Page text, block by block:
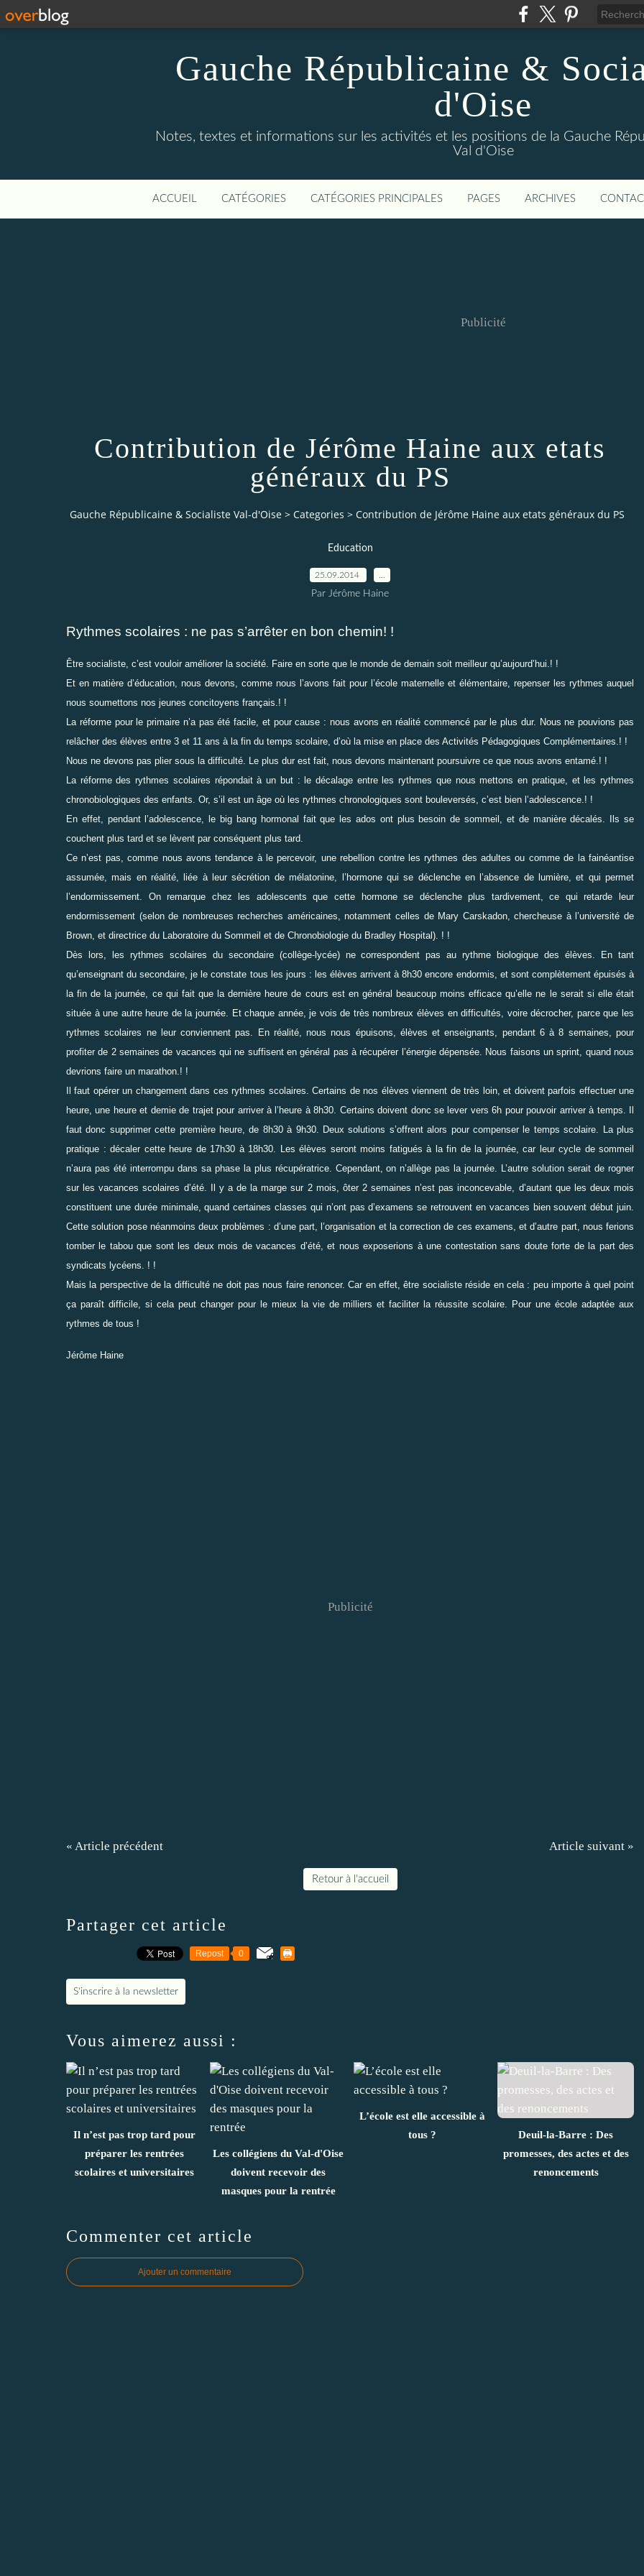
Gauche Républicaine &
d'Oise
Notes, textes et informations sur les activités et les positions de la Gauche
Val d'Oise
ACCUEIL CATÉGORIES CATÉGORIES PRINCIPALES PAGES ARCHIVES
Publicité
Contribution de Jérôme Haine aux etats
généraux du PS
Gauche Républicaine & Socialiste Val-d'Oise > Categories > Contribution de Jérôme Haine aux etats généraux du PS
Education
25.09.2014
Par Jérôme Haine
Rythmes scolaires : ne pas s’arrêter en bon chemin! !
Être socialiste, c’est vouloir améliorer la société. Faire en sorte que le monde de demain soit meilleur qu’aujourd’hui.! !
Et en matière d’éducation, nous devons, comme nous l’avons fait pour l’école maternelle et élémentaire, repenser les rythmes auquel
nous soumettons nos jeunes concitoyens français.! !
La réforme pour le primaire n’a pas été facile, et pour cause : nous avons en réalité commencé par le plus dur. Nous ne pouvions pas
relâcher des élèves entre 3 et 11 ans à la fin du temps scolaire, d’où la mise en place des Activités Pédagogiques Complémentaires.! !
Nous ne devons pas plier sous la difficulté. Le plus dur est fait, nous devons maintenant poursuivre ce que nous avons entamé.! !
La réforme des rythmes scolaires répondait à un but : le décalage entre les rythmes que nous mettons en pratique, et les rythmes
chronobiologiques des enfants. Or, s’il est un âge où les rythmes chronologiques sont bouleversés, c’est bien l’adolescence.! !
En effet, pendant l’adolescence, le big bang hormonal fait que les ados ont plus besoin de sommeil, et de manière décalés. Ils se
couchent plus tard et se lèvent par conséquent plus tard.
Ce n’est pas, comme nous avons tendance à le percevoir, une rebellion contre les rythmes des adultes ou comme de la fainéantise
assumée, mais en réalité, liée à leur sécrétion de mélatonine,
l’hormone qui se déclenche en l’absence de lumière, et qui permet
l’endormissement. On remarque chez les adolescents que cette hormone se déclenche plus tardivement, ce qui retarde
leur
endormissement (selon de nombreuses recherches américaines, notamment celles de Mary Carskadon, chercheuse à l’université de
Brown, et directrice du Laboratoire du Sommeil et de Chronobiologie du Bradley Hospital). ! !
Dès lors, les rythmes scolaires du secondaire (collège-lycée) ne correspondent pas au rythme
biologique des élèves. En tant
qu’enseignant du secondaire, je le constate tous les jours : les élèves arrivent à 8h30 encore endormis, et sont complètement épuisés à
la fin de la journée, ce qui fait que la dernière heure de cours est en général beaucoup moins efficace qu’elle ne le serait si elle était
située à une autre heure de la journée. Et chaque année, je vois de très nombreux élèves en difficultés, voire décrocher, parce que les
rythmes scolaires ne leur conviennent pas. En réalité, nous nous épuisons, élèves et enseignants, pendant 6 à 8 semaines, pour
profiter de 2 semaines de vacances qui ne suffisent en général pas à récupérer l’énergie dépensée. Nous faisons un sprint, quand nous
devrions faire un marathon.! !
Il faut opérer un changement dans ces rythmes scolaires. Certains de nos élèves viennent de très loin, et doivent parfois effectuer une
heure, une heure et demie de trajet pour arriver à l’heure à 8h30. Certains doivent donc se lever vers 6h pour pouvoir arriver à temps. Il
faut donc supprimer cette première heure, de 8h30 à 9h30. Deux solutions s’offrent alors pour compenser le temps scolaire. La plus
pratique : décaler cette heure de 17h30 à 18h30. Les élèves seront moins fatigués à la fin de la journée, car leur cycle de sommeil
n’aura pas été interrompu dans sa phase la plus récupératrice. Cependant, on n’allège pas la journée. L’autre solution serait de rogner
sur les vacances scolaires d’été. Il y a de la marge sur 2 mois, ôter 2 semaines n’est pas inconcevable, d’autant que les deux mois
constituent une durée minimale, quand certaines classes qui n’ont pas d’examens se retrouvent en vacances bien souvent début juin.
Cette solution pose néanmoins deux problèmes : d’une part, l’organisation et la correction de ces examens, et d’autre part, nous ferions
tomber le tabou que sont les deux mois de vacances d’été, et nous exposerions à une contestation sans doute forte de la part des
syndicats lycéens. ! !
Mais la perspective de la difficulté ne doit pas nous faire renoncer. Car en effet, être socialiste réside en cela : peu importe à quel point
ça paraît difficile, si cela peut changer pour le mieux la vie de milliers et faciliter la réussite scolaire. Pour une école adaptée aux
rythmes de tous !
Jérôme Haine
Publicité
« Article précédent Article suivant »
Retour à l'accueil
Partager cet article
Repost 0
S'inscrire à la newsletter
Vous aimerez aussi :
Il n’est pas trop tard pour
préparer les rentrées
scolaires et universitaires
Les collégiens du Val-d'Oise
doivent recevoir des
masques pour la rentrée
L’école est elle accessible à
tous ?
Deuil-la-Barre : Des
promesses, des actes et des
renoncements
Commenter cet article
Ajouter un commentaire